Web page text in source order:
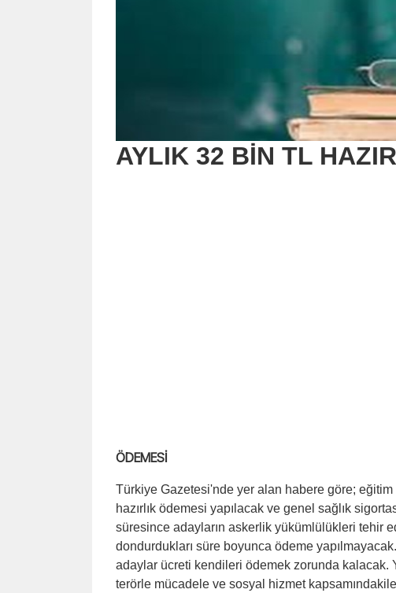
AYLIK 32 BİN TL
ÖDEMESİ
Türkiye Gazetesi'nde yer alan habere göre;
hazırlık ödemesi yapılacak ve genel sağlık
süresince adayların askerlik yükümlülükleri tehir
dondurdukları süre boyunca ödeme
adaylar ücreti kendileri ödemek zorunda kalacak.
terörle mücadele ve sosyal hizmet